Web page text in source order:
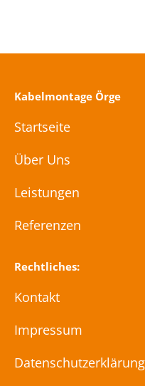
Kabelmontage Örge
Startseite
Über Uns
Leistungen
Referenzen
Rechtliches:
Kontakt
Impressum
Datenschutzerklärung